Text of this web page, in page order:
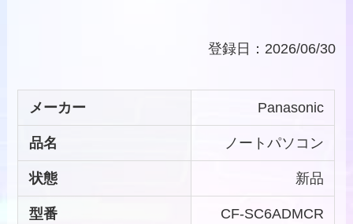
登録日：2026/06/30
メーカー Panasonic
品名 ノートパソコン
状態 新品
型番 CF-SC6ADMCR